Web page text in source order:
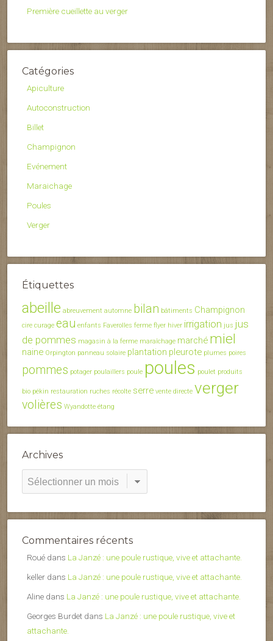
Première cueillette au verger
Catégories
Apiculture
Autoconstruction
Billet
Champignon
Evénement
Maraichage
Poules
Verger
Étiquettes
abeille abreuvement automne bilan bâtiments Champignon
cire curage eau enfants Faverolles ferme flyer hiver irrigation jus jus
de pommes magasin à la ferme maraîchage marché miel
naine Orpington panneau solaire plantation pleurote plumes poires
pommes potager poulaillers poule poules poulet produits
bio pékin restauration ruches récolte serre vente directe verger
volières Wyandotte étang
Archives
Archives
Commentaires récents
Roué dans La Janzé : une poule rustique, vive et attachante.
keller dans La Janzé : une poule rustique, vive et attachante.
Aline dans La Janzé : une poule rustique, vive et attachante.
Georges Burdet dans La Janzé : une poule rustique, vive et
attachante.